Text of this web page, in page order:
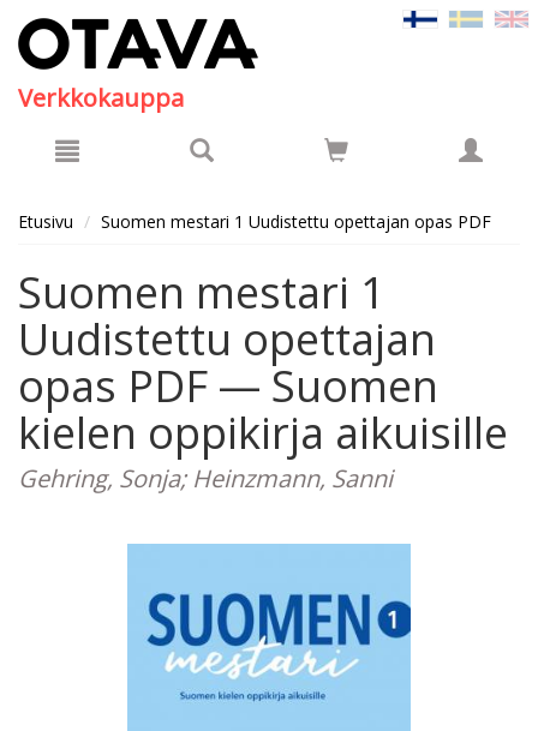
Verkkokauppa
Etusivu Suomen mestari 1 Uudistettu opettajan opas PDF
Suomen mestari 1
Uudistettu opettajan
opas PDF — Suomen
kielen oppikirja aikuisille
Gehring, Sonja; Heinzmann, Sanni